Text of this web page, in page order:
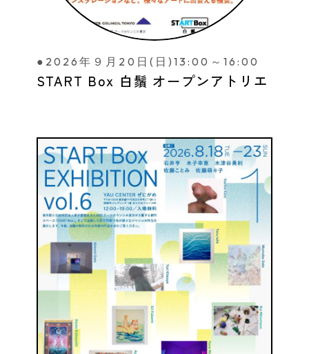
●2026年９月20日(日)13:00～16:00
START Box 白鬚 オープンアトリエ